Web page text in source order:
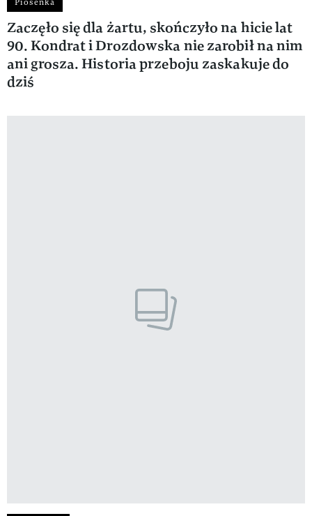
Zaczęło się dla żartu, skończyło na hicie lat
90. Kondrat i Drozdowska nie zarobił na nim
ani grosza. Historia przeboju zaskakuje do
dziś